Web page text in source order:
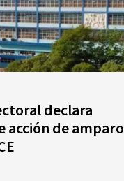
declara
acción de amparo